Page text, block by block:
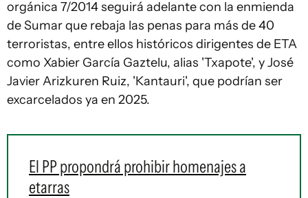
orgánica 7/2014 seguirá adelante con la enmienda
de Sumar que rebaja las penas para más de 40
terroristas, entre ellos históricos dirigentes de ETA
como Xabier García Gaztelu, alias 'Txapote', y José
Javier Arizkuren Ruiz, 'Kantauri', que podrían ser
excarcelados ya en 2025.
El PP propondrá prohibir homenajes a
etarras